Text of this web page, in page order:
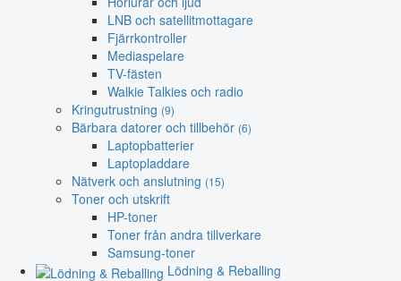
LNB och satellitmottagare
Fjärrkontroller
Mediaspelare
TV-fästen
Walkie Talkies och radio
Kringutrustning (9)
Bärbara datorer och tillbehör (6)
Laptopbatterier
Laptopladdare
Nätverk och anslutning (15)
Toner och utskrift
HP-toner
Toner från andra tillverkare
Samsung-toner
Lödning & Reballing